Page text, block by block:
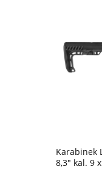
Karabinek
8,3" kal. 9